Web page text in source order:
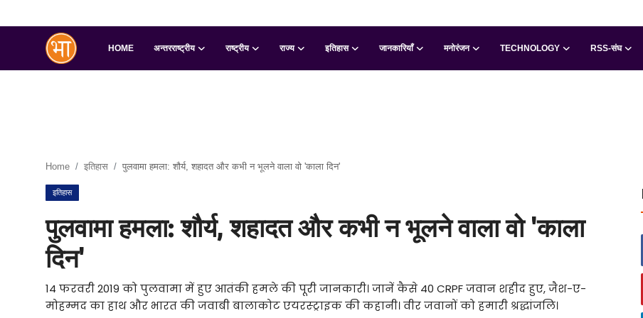
HOME अन्तरराष्ट्रीय राष्ट्रीय राज्य इतिहास जानकारियाँ मनोरंजन TECHNOLOGY RSS-संघ
Home इतिहास पुलवामा हमला: शौर्य, शहादत और कभी न भूलने वाला वो 'काला दिन'
इतिहास
पुलवामा हमला: शौर्य, शहादत और कभी न भूलने वाला वो 'काला
दिन'
14 फरवरी 2019 को पुलवामा में हुए आतंकी हमले की पूरी जानकारी। जानें कैसे 40 CRPF जवान शहीद हुए, जैश-ए-
मोहम्मद का हाथ और भारत की जवाबी बालाकोट एयरस्ट्राइक की कहानी। वीर जवानों को हमारी श्रद्धांजलि।